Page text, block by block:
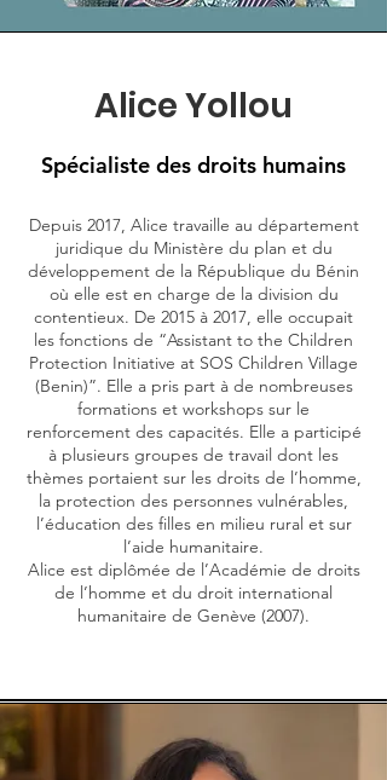
Alice Yollou
Spécialiste des droits humains
Depuis 2017, Alice travaille au département
juridique du Ministère du plan et du
développement de la République du Bénin
où elle est en charge de la division du
contentieux. De 2015 à 2017, elle occupait
les fonctions de “Assistant to the Children
Protection Initiative at SOS Children Village
(Benin)”. Elle a pris part à de nombreuses
formations et workshops sur le
renforcement des capacités. Elle a participé
à plusieurs groupes de travail dont les
thèmes portaient sur les droits de l’homme,
la protection des personnes vulnérables,
l’éducation des filles en milieu rural et sur
l’aide humanitaire.
Alice est diplômée de l’Académie de droits
de l’homme et du droit international
humanitaire de Genève (2007).